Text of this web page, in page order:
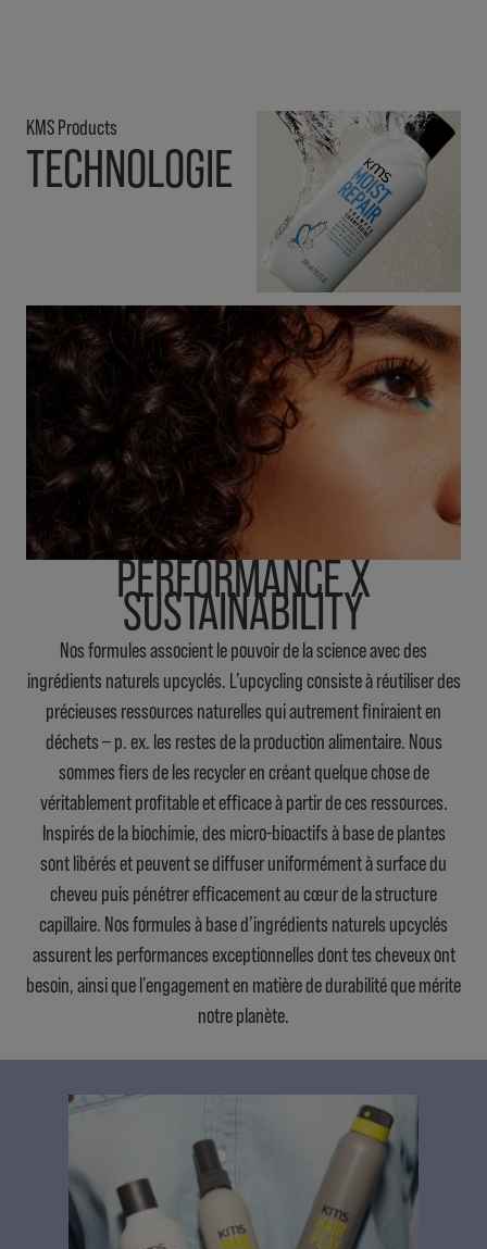
KMS Products
TECHNOLOGIE
PERFORMANCE X
SUSTAINABILITY
Nos formules associent le pouvoir de la science avec des
ingrédients naturels upcyclés. L’upcycling consiste à réutiliser des
précieuses ressources naturelles qui autrement finiraient en
déchets ‒ p. ex. les restes de la production alimentaire. Nous
sommes fiers de les recycler en créant quelque chose de
véritablement profitable et efficace à partir de ces ressources.
Inspirés de la biochimie, des micro-bioactifs à base de plantes
sont libérés et peuvent se diffuser uniformément à surface du
cheveu puis pénétrer efficacement au cœur de la structure
capillaire. Nos formules à base d’ingrédients naturels upcyclés
assurent les performances exceptionnelles dont tes cheveux ont
besoin, ainsi que l’engagement en matière de durabilité que mérite
notre planète.